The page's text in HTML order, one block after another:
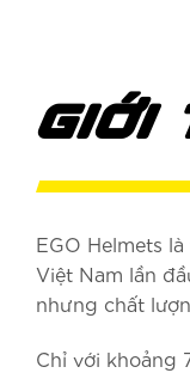
GIỚI
EGO Helmets
Việt Nam lần
nhưng chất
Chỉ với khoảng